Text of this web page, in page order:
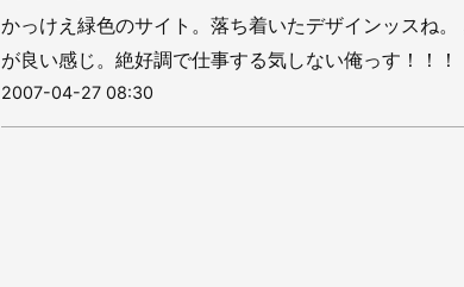
かっけえ緑色のサイト。落ち着いたデザインッスね
が良い感じ。絶好調で仕事する気しない俺っす！！
2007-04-27 08:30